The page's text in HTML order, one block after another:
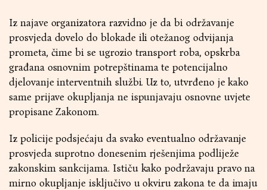
Iz najave organizatora razvidno je da bi održavanje
prosvjeda dovelo do blokade ili otežanog odvijanja
prometa, čime bi se ugrozio transport roba, opskrba
građana osnovnim potrepštinama te potencijalno
djelovanje interventnih službi. Uz to, utvrđeno je kako
same prijave okupljanja ne ispunjavaju osnovne uvjete
propisane Zakonom.
Iz policije podsjećaju da svako eventualno održavanje
prosvjeda suprotno donesenim rješenjima podliježe
zakonskim sankcijama. Ističu kako podržavaju pravo na
mirno okupljanje isključivo u okviru zakona te da imaju